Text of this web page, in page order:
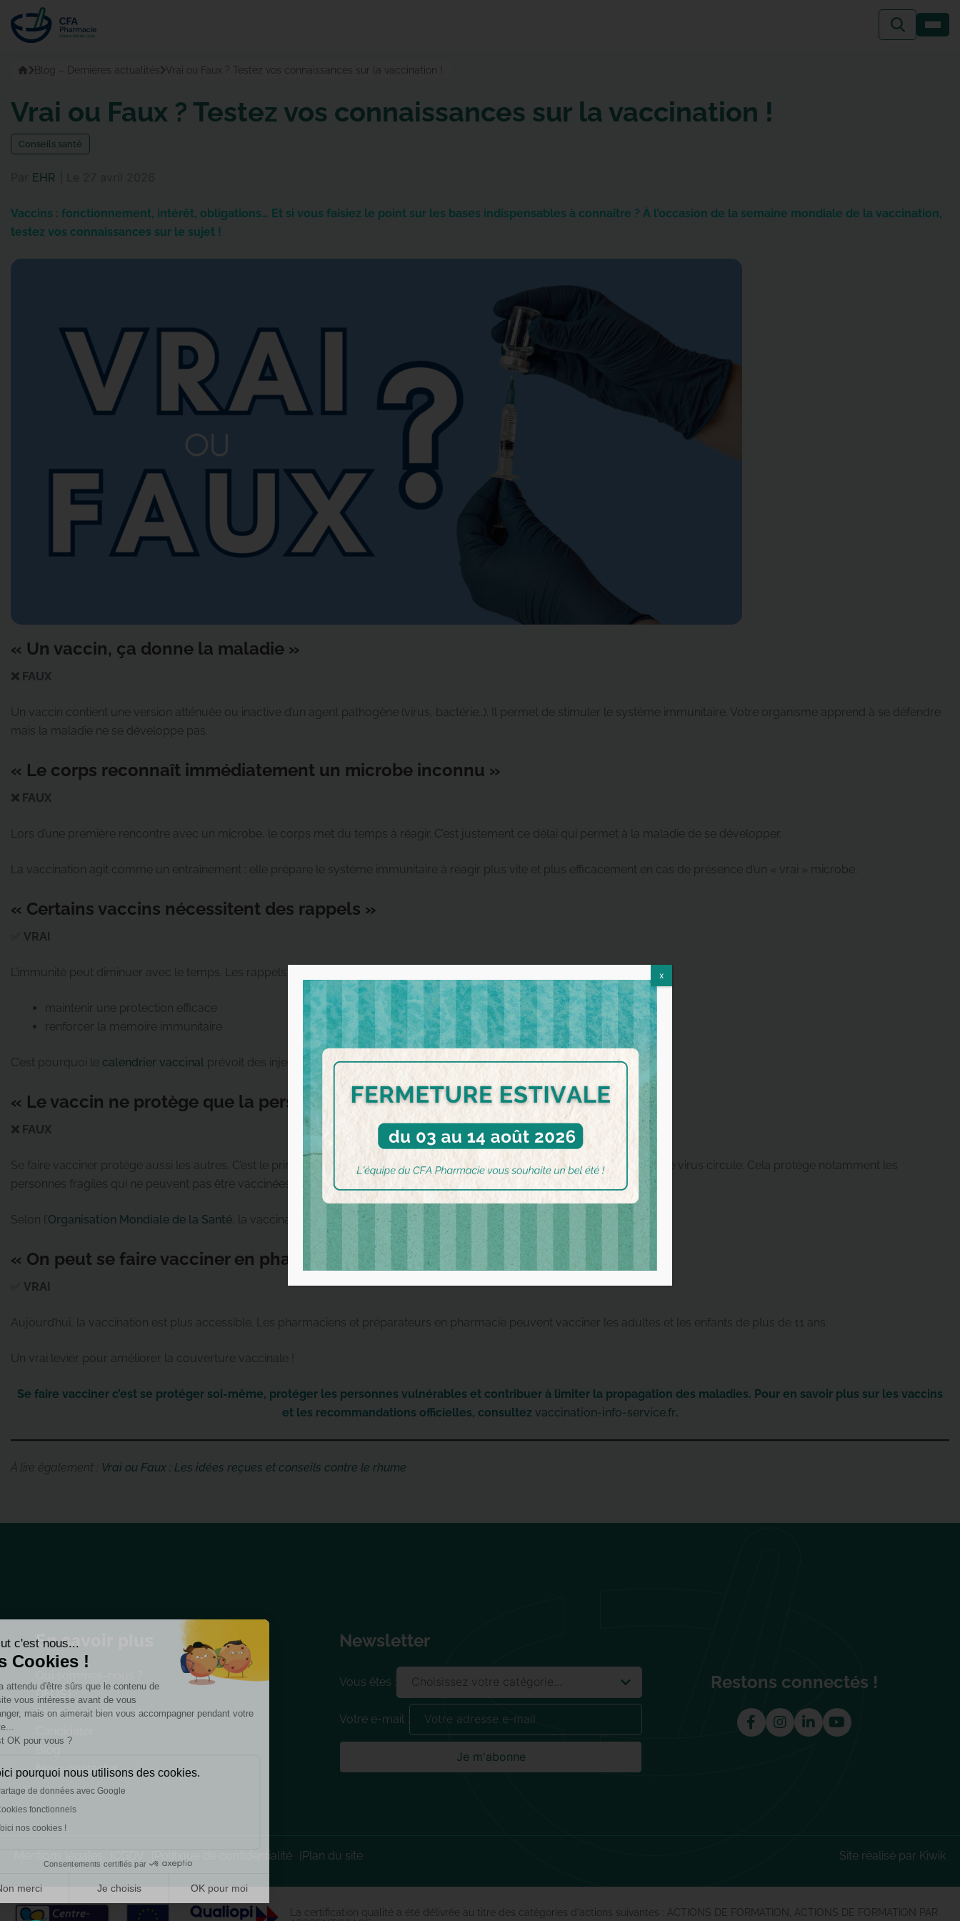
Salut c'est nous...
les Cookies !
On a attendu d'être sûrs que le contenu de
ce site vous intéresse avant de vous
déranger, mais on aimerait bien vous accompagner pendant votre
C'est OK pour vous ?
Voici pourquoi nous utilisons des cookies.
Partage de données avec Google
Cookies fonctionnels
Voici nos cookies !
Consentements certifiés par
Non merci OK pour moi
Axeptio consent
Plateforme de Gestion du Consentement : Personnalisez vos Options
au
contenu
Accueil
Blog – Dernières actualités Vrai ou Faux ? Testez vos connaissances sur la vaccination !
Vrai ou Faux ? Testez vos connaissances sur la vaccination !
conseils santé
EHR
Vaccins : fonctionnement, intérêt, obligations… Et si vous faisiez le point sur les bases indispensables à connaître ? À l’occasion de la semaine mondiale de la vaccination,
testez vos connaissances sur le sujet !
« Un vaccin, ça donne la maladie »
❌ FAUX
Un vaccin contient une version atténuée ou inactive d’un agent pathogène (virus, bactérie…). Il permet de stimuler le système immunitaire. Votre organisme apprend à se défendre
mais la maladie ne se développe pas.
« Le corps reconnaît immédiatement un microbe inconnu »
❌ FAUX
Lors d’une première rencontre avec un microbe, le corps met du temps à réagir. C’est justement ce délai qui permet à la maladie de se développer.
La vaccination agit comme un entraînement : elle prépare le système immunitaire à réagir plus vite et plus efficacement en cas de présence d’un « vrai » microbe.
« Certains vaccins nécessitent des rappels »
VRAI
L’immunité peut diminuer avec le temps. Les rappels permettent de :
maintenir une protection efficace
renforcer la mémoire immunitaire
C’est pourquoi le calendrier vaccinal prévoit des injections à différents âges de la vie.
« Le vaccin ne protège que la personne vaccinée »
❌ FAUX
Se faire vacciner protège aussi les autres. C’est le principe de l’immunité collective. Plus il y a de personnes vaccinées, moins le virus circule. Cela protège notamment les
personnes fragiles qui ne peuvent pas être vaccinées (nourrissons, personnes immunodéprimées…).
Selon l’Organisation Mondiale de la Santé , la vaccination permet d’éviter 3,5 à 5 millions de décès chaque année.
« On peut se faire vacciner en pharmacie »
VRAI
Aujourd’hui, la vaccination est plus accessible. Les pharmaciens et préparateurs en pharmacie peuvent vacciner les adultes et les enfants de plus de 11 ans.
Un vrai levier pour améliorer la couverture vaccinale !
Se faire vacciner c’est se protéger soi-même, protéger les personnes vulnérables et contribuer à limiter la propagation des maladies. Pour en savoir plus sur les vaccins
et les recommandations officielles, consultez vaccination-info-service.fr.
À lire également : Vrai ou Faux : Les idées reçues et conseils contre le rhume
En savoir plus
DEUST
Formez un alternant
Nous contacter
Newsletter
Vous êtes :
Votre e-mail :
Restons connectés !
Politique de confidentialité Plan du site Site réalisé par Kiwik
La certification qualité a été délivrée au titre des catégories d'actions suivantes : ACTIONS DE FORMATION, ACTIONS DE FORMATION PAR
x